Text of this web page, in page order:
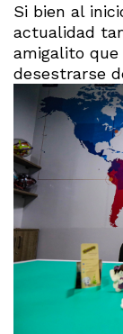
Si bien al
actualidad
amigalito
desestrarse